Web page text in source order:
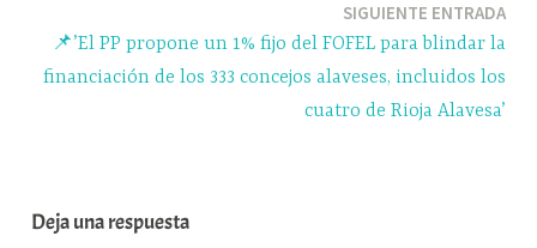
SIGUIENTE ENTRADA
📌’El PP propone un 1% fijo del FOFEL para blindar la
financiación de los 333 concejos alaveses, incluidos los
cuatro de Rioja Alavesa’
Deja una respuesta